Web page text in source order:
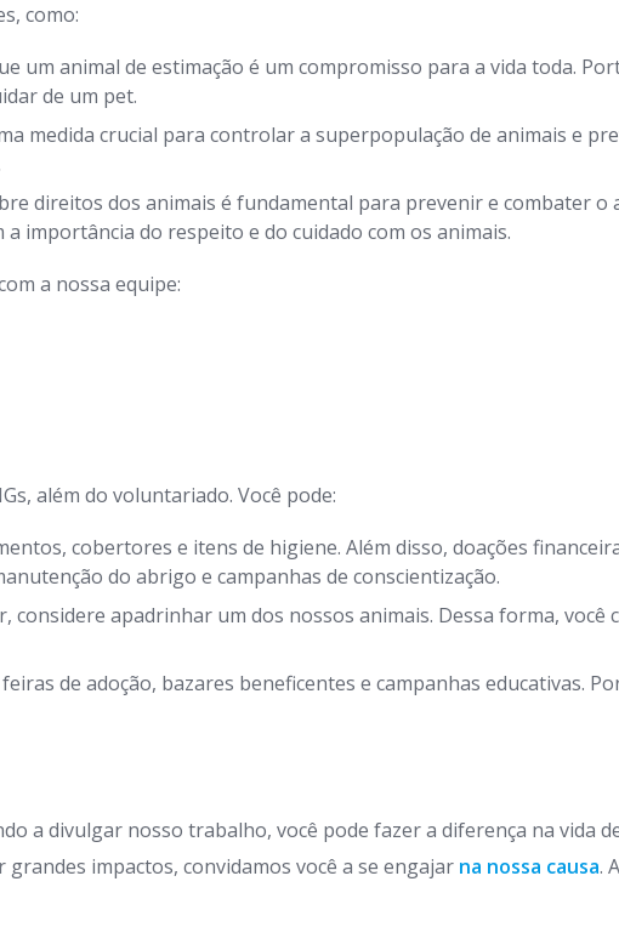
como:
um animal de estimação é um compromisso para a vida toda.
de um pet.
medida crucial para controlar a superpopulação de animais e
direitos dos animais é fundamental para prevenir e combater o
importância do respeito e do cuidado com os animais.
a nossa equipe:
além do voluntariado. Você pode:
cobertores e itens de higiene. Além disso, doações
do abrigo e campanhas de conscientização.
considere apadrinhar um dos nossos animais. Dessa forma,
de adoção, bazares beneficentes e campanhas educativas.
a divulgar nosso trabalho, você pode fazer a diferença na vida
impactos, convidamos você a se engajar na nossa causa.